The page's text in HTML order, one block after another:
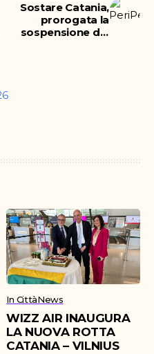
Sostare Catania,
prorogata la
sospensione dei
In CittàNews
WIZZ AIR INAUGURA
LA NUOVA ROTTA
CATANIA – VILNIUS